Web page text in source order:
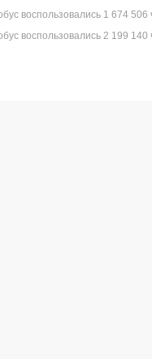
воспользовались 1 674 506
воспользовались 2 199 140